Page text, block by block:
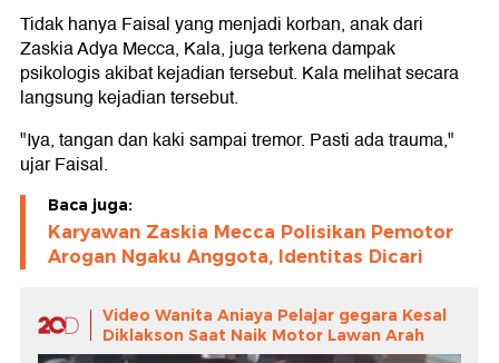
Tidak hanya Faisal yang menjadi korban, anak dari
Zaskia Adya Mecca, Kala, juga terkena dampak
psikologis akibat kejadian tersebut. Kala melihat secara
langsung kejadian tersebut.
"Iya, tangan dan kaki sampai tremor. Pasti ada trauma,"
ujar Faisal.
Baca juga:
Karyawan Zaskia Mecca Polisikan Pemotor
Arogan Ngaku Anggota, Identitas Dicari
Video Wanita Aniaya Pelajar gegara Kesal
Diklakson Saat Naik Motor Lawan Arah